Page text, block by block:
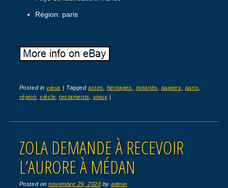
Région: paris
Posted invieux | Taggedactes héritages notariés papiers paris
région ,siècle ,testaments vieux |
ZOLA DEMANDE À RECEVOIR
L’AURORE À MÉDAN
Posted onnovembre 29, 2020 byadmin